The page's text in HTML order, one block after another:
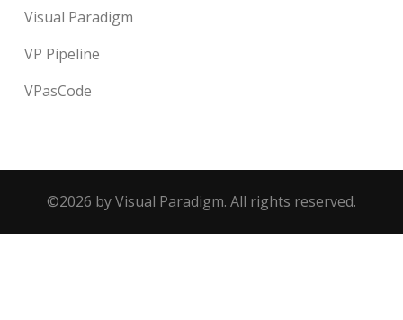
Visual Paradigm
VP Pipeline
VPasCode
©2026 by Visual Paradigm. All rights reserved.